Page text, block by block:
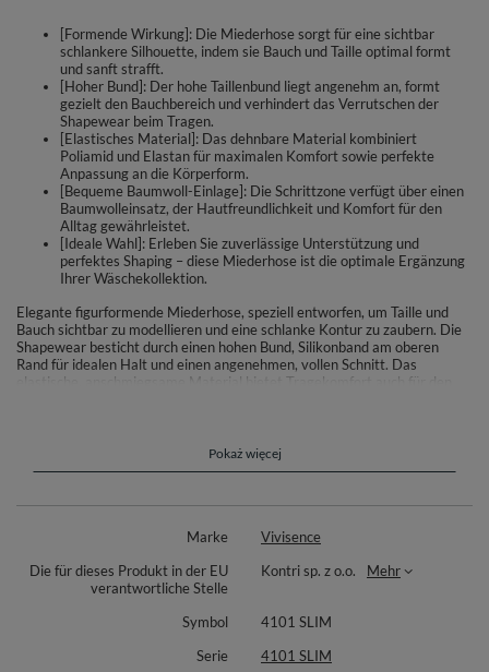
[Formende Wirkung]: Die Miederhose sorgt für eine sichtbar
schlankere Silhouette, indem sie Bauch und Taille optimal formt
und sanft strafft.
[Hoher Bund]: Der hohe Taillenbund liegt angenehm an, formt
gezielt den Bauchbereich und verhindert das Verrutschen der
Shapewear beim Tragen.
[Elastisches Material]: Das dehnbare Material kombiniert
Poliamid und Elastan für maximalen Komfort sowie perfekte
Anpassung an die Körperform.
[Bequeme Baumwoll-Einlage]: Die Schrittzone verfügt über einen
Baumwolleinsatz, der Hautfreundlichkeit und Komfort für den
Alltag gewährleistet.
[Ideale Wahl]: Erleben Sie zuverlässige Unterstützung und
perfektes Shaping – diese Miederhose ist die optimale Ergänzung
Ihrer Wäschekollektion.
Elegante figurformende Miederhose, speziell entworfen, um Taille und
Bauch sichtbar zu modellieren und eine schlanke Kontur zu zaubern. Die
Shapewear besticht durch einen hohen Bund, Silikonband am oberen
Rand für idealen Halt und einen angenehmen, vollen Schnitt. Das
elastische, anschmiegsame Material bietet Tragekomfort auch für den
Pokaż więcej
Marke
Vivisence
Die für dieses Produkt in der EU
verantwortliche Stelle
Kontri sp. z o.o. Mehr
Symbol
4101 SLIM
Serie
4101 SLIM